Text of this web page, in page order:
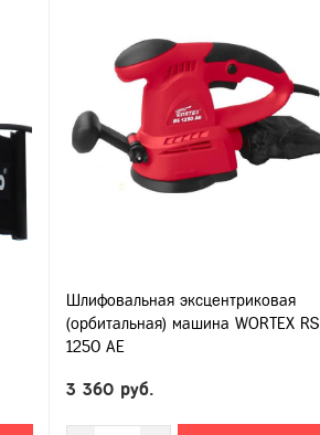
Шлифовальная эксцентриковая
(орбитальная) машина WORTEX RS
1250 AE
3 360 руб.